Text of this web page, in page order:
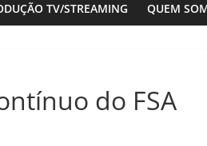
TV/STREAMING QUEM
do FSA